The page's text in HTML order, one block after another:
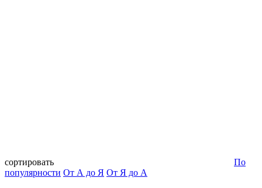
сортировать
По
популярности От А до Я От Я до А